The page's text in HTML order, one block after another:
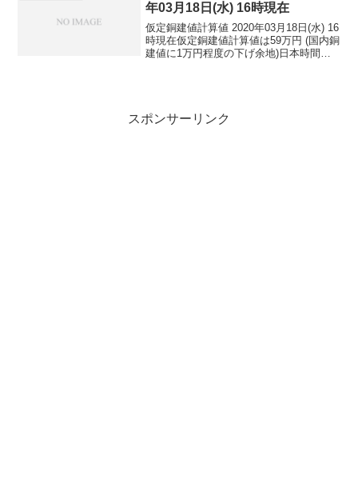
年03月18日(水) 16時現在
仮定銅建値計算値 2020年03月18日(水) 16
時現在仮定銅建値計算値は59万円 (国内銅
建値に1万円程度の下げ余地)日本時間
スポンサーリンク